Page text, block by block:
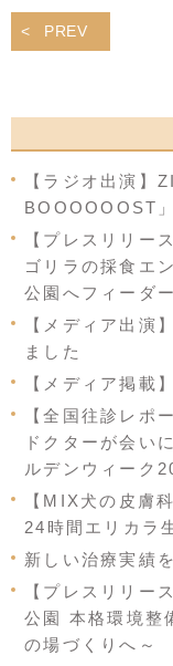
PREV
【ラジオ出演】
BOOOOOOST
【プレスリリー
ゴリラの採食エ
公園へフィーダ
【メディア出演
ました
【メディア掲載
【全国往診レポ
ドクターが会い
ルデンウィーク
【MIX犬の皮膚
24時間エリカラ
新しい治療実績
【プレスリリー
公園 本格環境整
の場づくりへ～